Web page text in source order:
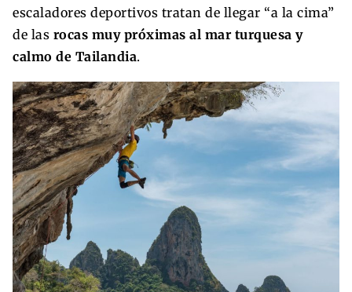
escaladores deportivos tratan de llegar “a la cima”
de las rocas muy próximas al mar turquesa y
calmo de Tailandia.